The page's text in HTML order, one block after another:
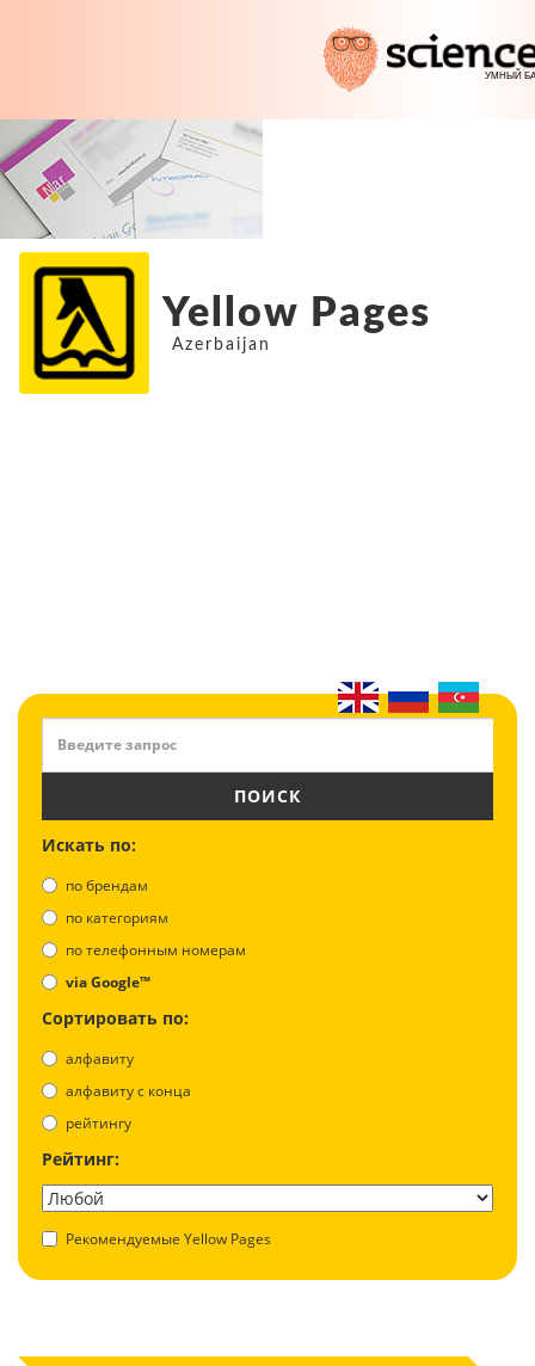
Yellow Pages
Azerbaijan
ПОИСК
Искать по:
по брендам
по категориям
по телефонным номерам
via Google™
Сортировать по:
алфавиту
aлфавиту с конца
рейтингу
Рейтинг:
Рекомендуемые Yellow Pages